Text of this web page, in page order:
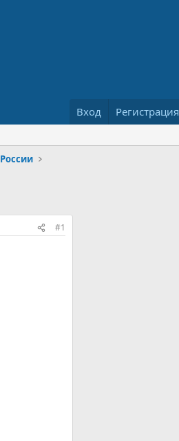
Вход Регистрация
#1